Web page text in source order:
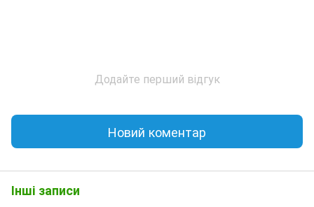
Додайте перший відгук
Новий коментар
Інші записи